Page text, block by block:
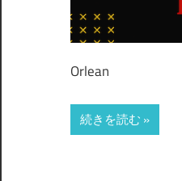
Orlean
続きを読む